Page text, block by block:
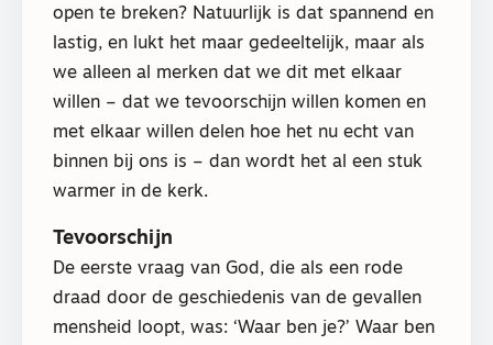
open te breken? Natuurlijk is dat spannend en
lastig, en lukt het maar gedeeltelijk, maar als
we alleen al merken dat we dit met elkaar
willen – dat we tevoorschijn willen komen en
met elkaar willen delen hoe het nu echt van
binnen bij ons is – dan wordt het al een stuk
warmer in de kerk.
Tevoorschijn
De eerste vraag van God, die als een rode
draad door de geschiedenis van de gevallen
mensheid loopt, was: ‘Waar ben je?’ Waar ben